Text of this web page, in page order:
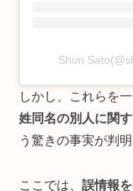
Shun
しかし、これらを
姓同名の別人に関
う驚きの事実が判明
ここでは、 誤情報